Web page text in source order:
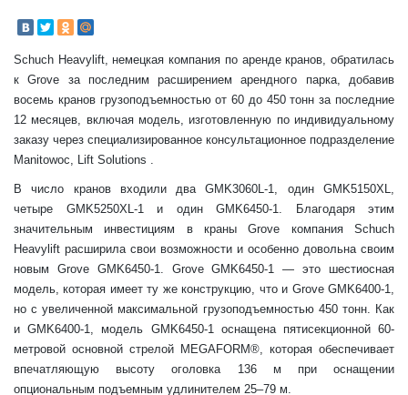
Schuch Heavylift, немецкая компания по аренде кранов, обратилась
к Grove за последним расширением арендного парка, добавив
восемь кранов грузоподъемностью от 60 до 450 тонн за последние
12 месяцев, включая модель, изготовленную по индивидуальному
заказу через специализированное консультационное подразделение
Manitowoc, Lift Solutions .
В число кранов входили два GMK3060L-1, один GMK5150XL,
четыре GMK5250XL-1 и один GMK6450-1. Благодаря этим
значительным инвестициям в краны Grove компания Schuch
Heavylift расширила свои возможности и особенно довольна своим
новым Grove GMK6450-1. Grove GMK6450-1 — это шестиосная
модель, которая имеет ту же конструкцию, что и Grove GMK6400-1,
но с увеличенной максимальной грузоподъемностью 450 тонн. Как
и GMK6400-1, модель GMK6450-1 оснащена пятисекционной 60-
метровой основной стрелой MEGAFORM®, которая обеспечивает
впечатляющую высоту оголовка 136 м при оснащении
опциональным подъемным удлинителем 25–79 м.